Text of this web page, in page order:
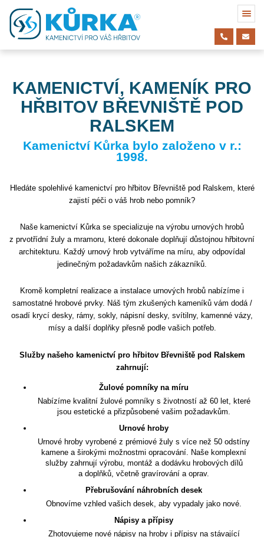
KAMENICTVÍ, KAMENÍK PRO
HŘBITOV BŘEVNIŠTĚ POD
RALSKEM
Kamenictví Kůrka bylo založeno v r.:
1998.
Hledáte spolehlivé kamenictví pro hřbitov Břevniště pod Ralskem, které
zajistí péči o váš hrob nebo pomník?
Naše kamenictví Kůrka se specializuje na výrobu urnových hrobů
z prvotřídní žuly a mramoru, které dokonale doplňují důstojnou hřbitovní
architekturu. Každý urnový hrob vytváříme na míru, aby odpovídal
jedinečným požadavkům našich zákazníků.
Kromě kompletní realizace a instalace urnových hrobů nabízíme i
samostatné hrobové prvky. Náš tým zkušených kameníků vám dodá /
osadí krycí desky, rámy, sokly, nápisní desky, svítilny, kamenné vázy,
mísy a další doplňky přesně podle vašich potřeb.
Služby našeho kamenictví pro hřbitov Břevniště pod Ralskem
zahrnují:
Žulové pomníky na míru
Nabízíme kvalitní žulové pomníky s životností až 60 let, které
jsou estetické a přizpůsobené vašim požadavkům.
Urnové hroby
Urnové hroby vyrobené z prémiové žuly s více než 50 odstíny
kamene a širokými možnostmi opracování. Naše komplexní
služby zahrnují výrobu, montáž a dodávku hrobových dílů
a doplňků, včetně gravírování a oprav.
Přebrušování náhrobních desek
Obnovíme vzhled vašich desek, aby vypadaly jako nové.
Nápisy a přípisy
Zhotovujeme nové nápisy na hroby i přípisy na stávající